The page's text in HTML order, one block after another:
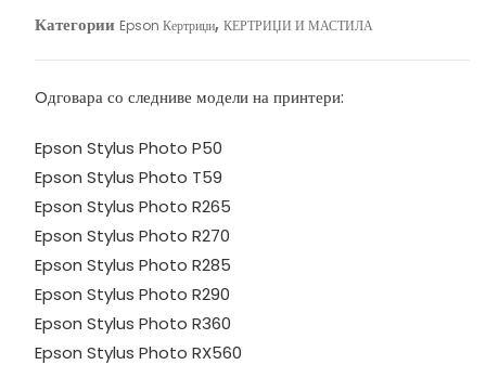
Magenta
количина
Категории Epson Кертриџи, КЕРТРИЏИ И МАСТИЛА
Oдговара со следниве модели на принтери:
Epson Stylus Photo P50
Epson Stylus Photo T59
Epson Stylus Photo R265
Epson Stylus Photo R270
Epson Stylus Photo R285
Epson Stylus Photo R290
Epson Stylus Photo R360
Epson Stylus Photo RX560